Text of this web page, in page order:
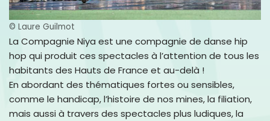
© Laure Guilmot
La Compagnie Niya est une compagnie de danse hip
hop qui produit ces spectacles à l’attention de tous les
habitants des Hauts de France et au-delà !
En abordant des thématiques fortes ou sensibles,
comme le handicap, l’histoire de nos mines, la filiation,
mais aussi à travers des spectacles plus ludiques, la